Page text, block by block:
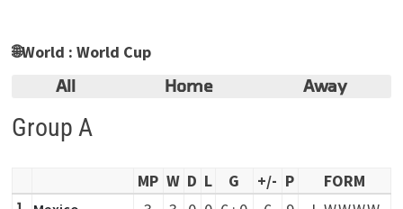
🌐World : World Cup
All Home Away
Group A
MP W D L G +/- P FORM